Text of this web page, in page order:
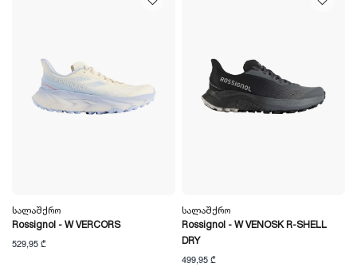
Სალაშქრო
Rossignol - W VERCORS
529,95 ₾
Სალაშქრო
Rossignol - W VENOSK R-SHELL
DRY
499,95 ₾